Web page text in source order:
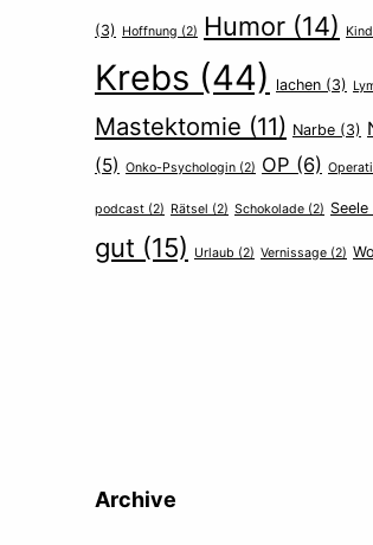
(3) Hoffnung (2) Humor (14)
Krebs (44) lachen (3)
Mastektomie (11) Narbe (3)
(5) Onko-Psychologin (2) OP (6)
podcast (2) Rätsel (2) Schokolade (2) Seele
gut (15) Urlaub (2) Vernissage (2)
Archive